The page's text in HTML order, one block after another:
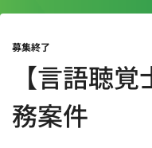
募集終了
【言語聴
務案件